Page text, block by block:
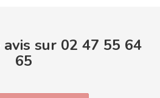
sur 02 47 55 64
65